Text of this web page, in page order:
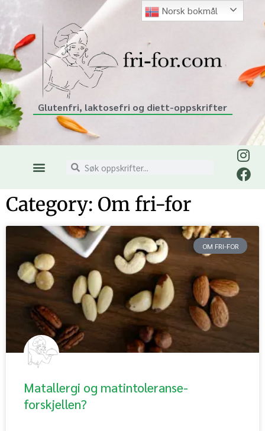
Glutenfri, laktosefri og diett-oppskrifter
Category: Om fri-for
OM FRI-FOR
Matallergi og matintoleranse-
forskjellen?
Norsk bokmål